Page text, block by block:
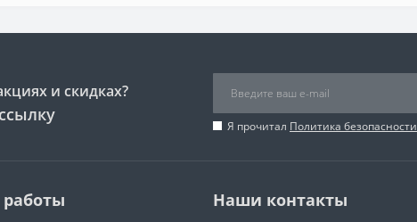
и скидках?
Я прочитал Политика безопасности
Наши контакты